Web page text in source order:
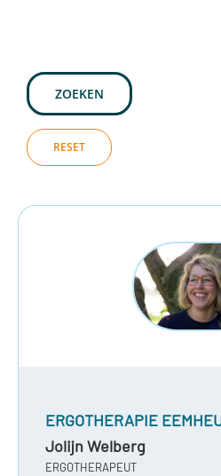
ZOEKEN
RESET
ERGOTHERAPIE
Jolijn Welberg
ERGOTHERAPEUT